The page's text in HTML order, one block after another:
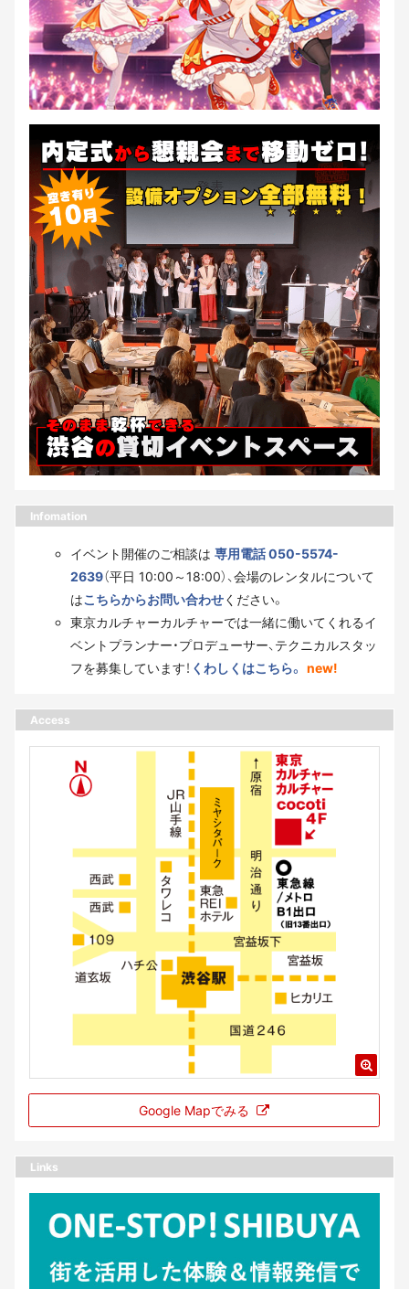
Infomation
イベント開催のご相談は 専用電話 050-5574-
2639（平日 10:00～18:00）、会場のレンタルについて
はこちらからお問い合わせください。
東京カルチャーカルチャーでは一緒に働いてくれるイ
ベントプランナー・プロデューサー、テクニカルスタッ
フを募集しています！ くわしくはこちら。 new!
Access
Google Mapでみる
Links